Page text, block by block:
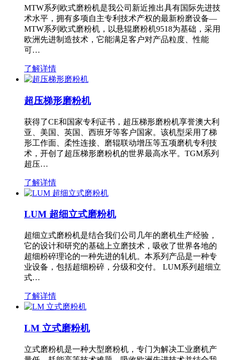
MTW系列欧式磨粉机是我公司新近推出具有国际先进技
术水平，拥有多项自主专利技术产权的最新粉磨设备—
MTW系列欧式磨粉机，以悬辊磨粉机9518为基础，采用
欧洲先进制造技术，它能满足客户对产品粒度、性能
可…
了解详情
超压梯形磨粉机
获得了CE和国家专利证书，超压梯形磨粉机享誉澳大利
亚、美国、英国、西班牙等客户国家。该机型采用了梯
形工作面、柔性连接、磨辊联动增压等五项磨机专利技
术，开创了超压梯形磨粉机的世界最高水平。TGM系列
超压…
了解详情
LUM 超细立式磨粉机
超细立式磨粉机是结合我们公司几年的磨机生产经验，
它的设计和研究的基础上立磨技术，吸收了世界各地的
超细粉碎理论的一种先进的轧机。本系列产品是一种专
业设备，包括超细粉碎，分级和交付。 LUM系列超细立
式…
了解详情
LM 立式磨粉机
立式磨粉机是一种大型磨粉机，专门为解决工业磨机产